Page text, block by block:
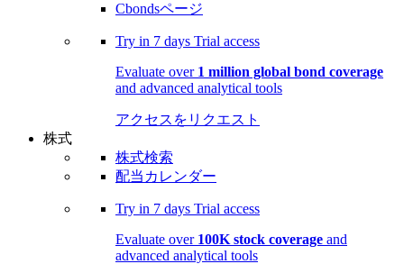
Cbondsページ
Try in 7 days Trial access
Evaluate over 1 million global bond coverage
and advanced analytical tools
アクセスをリクエスト
株式
株式検索
配当カレンダー
Try in 7 days Trial access
Evaluate over 100K stock coverage and
advanced analytical tools